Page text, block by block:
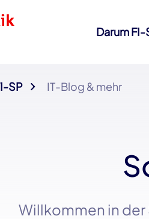
Darum FI-
SP IT-Blog & mehr
Willkommen in der